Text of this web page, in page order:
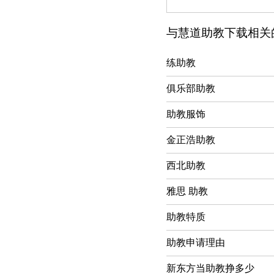
与慧道助教下载相关
练助教
俱乐部助教
助教服饰
金正浩助教
西北助教
雅思 助教
助教特质
助教申请理由
新东方当助教挣多少